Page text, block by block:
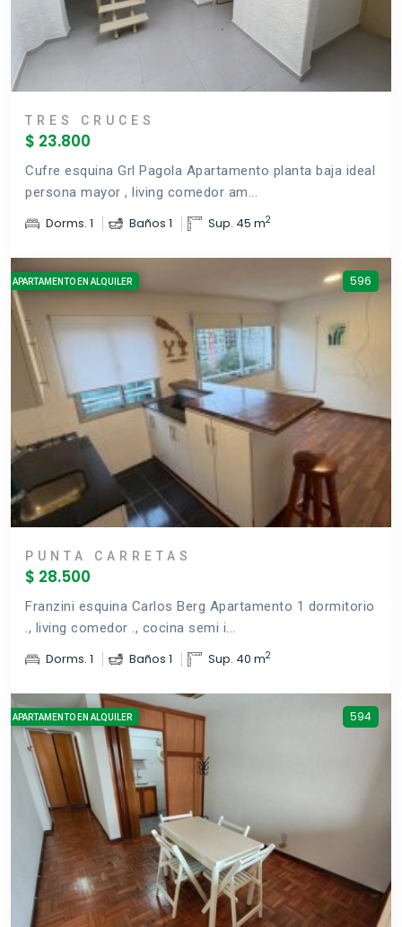
TRES CRUCES
$ 23.800
Cufre esquina Grl Pagola Apartamento planta baja ideal
persona mayor , living comedor am...
Dorms. 1 Baños 1 Sup. 45 m2
APARTAMENTO EN ALQUILER 596
PUNTA CARRETAS
$ 28.500
Franzini esquina Carlos Berg Apartamento 1 dormitorio
., living comedor ., cocina semi i...
Dorms. 1 Baños 1 Sup. 40 m2
APARTAMENTO EN ALQUILER 594